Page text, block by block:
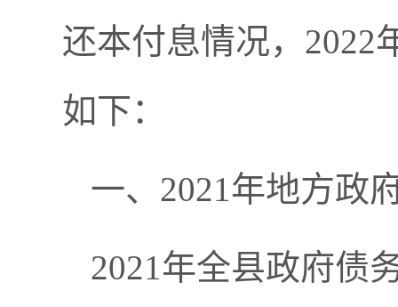
还本付息情况，2022
如下：
一、2021年地方政
2021年全县政府债